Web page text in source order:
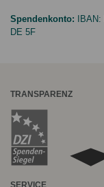
Spendenkonto: IBAN:
DE 5F
TRANSPARENZ
SERVICE